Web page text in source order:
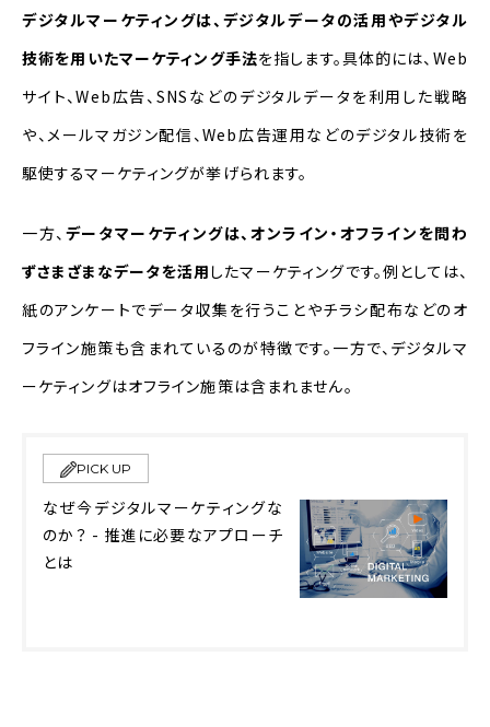
デジタルマーケティングは、デジタルデータの活用やデジタル
技術を用いたマーケティング手法を指します。具体的には、Web
サイト、Web広告、SNSなどのデジタルデータを利用した戦略
や、メールマガジン配信、Web広告運用などのデジタル技術を
駆使するマーケティングが挙げられます。
一方、 データマーケティングは、オンライン・オフラインを問わ
ずさまざまなデータを活用 したマーケティングです。例としては、
紙のアンケートでデータ収集を行うことやチラシ配布などのオ
フライン施策も含まれているのが特徴です。一方で、デジタルマ
ーケティングはオフライン施策は含まれません。
PICK UP
なぜ今デジタルマーケティングな
のか？ - 推進に必要なアプローチ
とは